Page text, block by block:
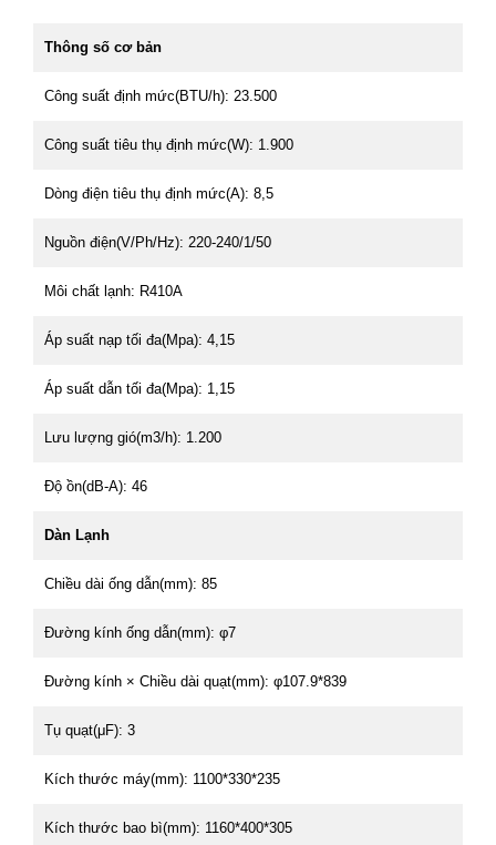
Thông số cơ bản
Công suất định mức(BTU/h): 23.500
Công suất tiêu thụ định mức(W): 1.900
Dòng điện tiêu thụ định mức(A): 8,5
Nguồn điện(V/Ph/Hz): 220-240/1/50
Môi chất lạnh: R410A
Áp suất nạp tối đa(Mpa): 4,15
Áp suất dẫn tối đa(Mpa): 1,15
Lưu lượng gió(m3/h): 1.200
Độ ồn(dB-A): 46
Dàn Lạnh
Chiều dài ống dẫn(mm): 85
Đường kính ống dẫn(mm): φ7
Đường kính × Chiều dài quạt(mm): φ107.9*839
Tụ quạt(μF): 3
Kích thước máy(mm): 1100*330*235
Kích thước bao bì(mm): 1160*400*305